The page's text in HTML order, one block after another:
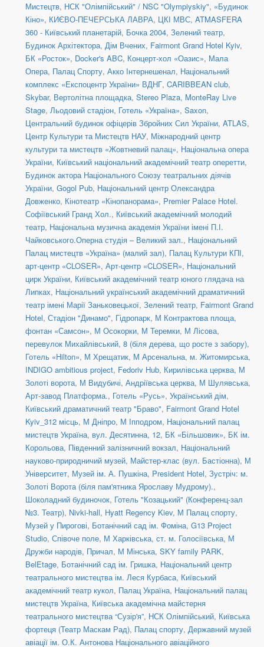
Мистецтв, НСК "Олімпійський" / NSC "Olympiyskiy", «Будинок
Кіно», КИЄВО-ПЕЧЕРСЬКА ЛАВРА, ЦКІ МВС, ATMASFERA
360 - Київський планетарій, Бочка 2004, Зелений театр,
Будинок Архітектора, Дім Вчених, Fairmont Grand Hotel Kyiv,
БК «Росток», Docker's ABC, Концерт-хол «Оазис», Мала
Опера, Палац Спорту, Акко Інтернешенал, Національний
комплекс «Експоцентр України» ВДНГ, CARIBBEAN club,
Skybar, Вертолітна площадка, Stereo Plaza, MonteRay Live
Stage, Льодовий стадіон, Готель «Україна», Saxon,
Центральний будинок офіцерів Збройних Сил України, ATLAS,
Центр Культури та Мистецтв НАУ, Міжнародний центр
культури та мистецтв «Жовтневий палац», Національна опера
України, Київський національний академічний театр оперетти,
Будинок актора Національного Союзу театральних діячів
України, Gogol Pub, Національний центр Олександра
Довженко, Кінотеатр «Кінопанорама», Premier Palace Hotel.
Софіївський Гранд Хол., Київський академічний молодий
театр, Національна музична академія України імені П.І.
Чайковського.Оперна студія – Великий зал., Національний
Палац мистецтв «Україна» (малий зал), Палац Культури КПІ,
арт-центр «CLOSER», Арт-центр «CLOSER», Національний
цирк України, Київський академічний театр юного глядача на
Липках, Національний український академічний драматичний
театр імені Марії Заньковецької, Зелений театр, Fairmont Grand
Hotel, Стадіон "Динамо", Гідропарк, М Контрактова площа,
фонтан «Самсон», М Осокорки, М Теремки, М Лісова,
перевулок Михайлівський, 8 (біля дерева, що росте з забору),
Готель «Hilton», М Хрещатик, М Арсенальна, м. Житомирська,
INDIGO ambitious project, Fedoriv Hub, Кирилівська церква, М
Золоті ворота, М Видубичі, Андріївська церква, М Шулявська,
Арт-завод Платформа., Готель «Русь», Український дім,
Київський драматичний театр "Браво", Fairmont Grand Hotel
Kyiv_312 місць, М Дніпро, М Іпподром, Національний палац
мистецтв Україна, вул. Десятинна, 12, БК «Більшовик», БК ім.
Корольова, Південний залізничний вокзал, Національний
науково-природничий музей, Майстер-клас (вул. Бастіонна), М
Університет, Музей ім. А. Пушкіна, President Hotel, Зустріч: м.
Золоті Ворота (біля пам'ятника Ярославу Мудрому).,
Шоколадний будиночок, Готель "Козацький" (Конференц-зал
№3. Театр), Nivki-hall, Hyatt Regency Kiev, М Палац спорту,
Музей у Пирогові, Ботанічний сад ім. Фоміна, G13 Project
Studio, Співоче поле, М Харківська, ст. м. Голосіївська, М
Дружби народів, Причал, М Мінська, SKY family PARK,
BelEtage, Ботанічний сад ім. Гришка, Національний центр
театрального мистецтва ім. Леся Курбаса, Київський
академічний театр кукол, Палац Україна, Національний палац
мистецтв Україна, Київська академічна майстерня
театрального мистецтва “Сузір'я”, НСК Олімпійський, Київська
фортеця (Театр Маскам Рад), Палац спорту, Державний музей
авіації ім. О.К. Антонова Національного авіаційного